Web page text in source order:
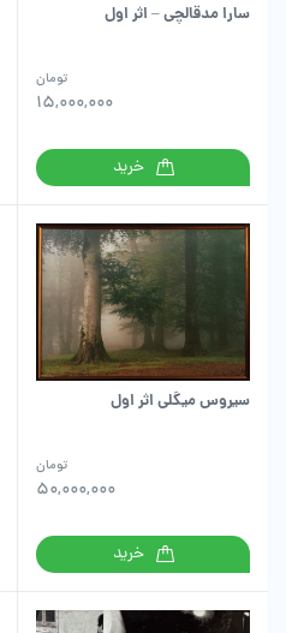
سارا مدقالچی – اثر اول
15,000,000
تومان
خرید
سیروس میگلی اثر اول
50,000,000
تومان
خرید